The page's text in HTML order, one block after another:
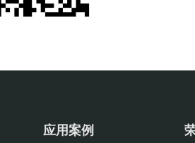
应用案例